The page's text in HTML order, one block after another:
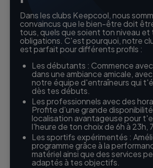
Dans les clubs Keepcool, nous
convaincus que le bien-être doit
tous, quels que soient ton niveau et
obligations. C'est pourquoi, notre
est parfait pour différents profils :
Les débutants : Commence
dans une ambiance amicale,
notre équipe d'entraîneurs qui
dès tes débuts.
Les professionnels avec des
Profite d’une grande
localisation avantageuse pour
l'heure de ton choix de 6h à 23h,
Les sportifs expérimentés :
programme grâce à la
matériel ainsi que des services
adaptés à tes objectifs.